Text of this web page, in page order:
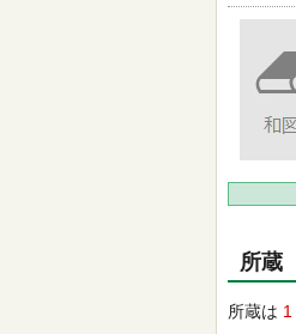
所蔵
所蔵は 1